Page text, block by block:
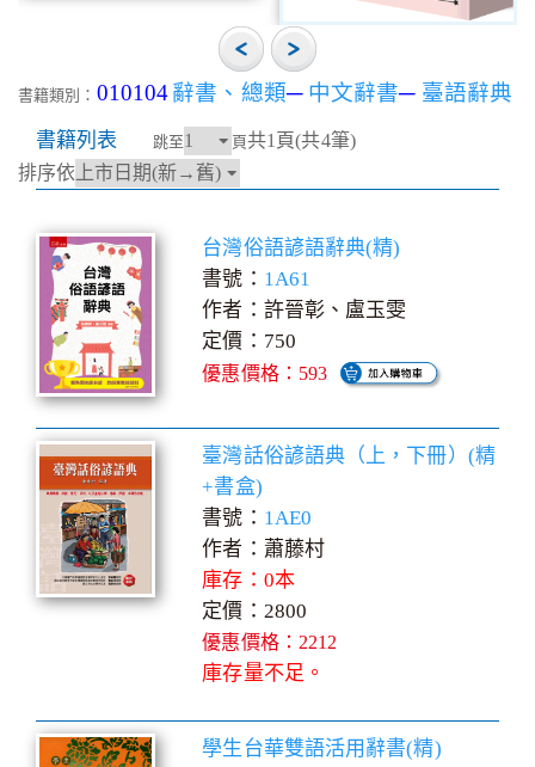
書籍類別： 010104辭書、總類─ 中文辭書─ 臺語辭典
書籍列表 跳至 頁共1頁(共4筆)
排序依
台灣俗語諺語辭典(精)
書號： 1A61
作者：許晉彰、盧玉雯
定價：750
優惠價格：593
臺灣話俗諺語典（上，下冊）(精
+書盒)
書號： 1AE0
作者：蕭藤村
庫存：0本
定價：2800
優惠價格：2212
庫存量不足。
學生台華雙語活用辭書(精)